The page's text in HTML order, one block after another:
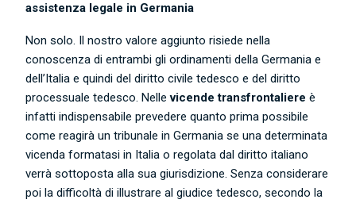
assistenza legale in Germania
Non solo. Il nostro valore aggiunto risiede nella
conoscenza di entrambi gli ordinamenti della Germania e
dell’Italia e quindi del diritto civile tedesco e del diritto
processuale tedesco. Nellevicende transfrontaliere è
infatti indispensabile prevedere quanto prima possibile
come reagirà un tribunale in Germania se una determinata
vicenda formatasi in Italia o regolata dal diritto italiano
verrà sottoposta alla sua giurisdizione. Senza considerare
poi la difficoltà di illustrare al giudice tedesco, secondo la